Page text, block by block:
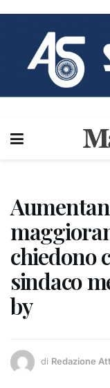
chiedono
sindaco
by
di Redazione